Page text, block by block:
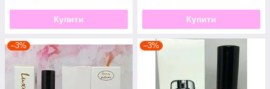
Купити Купити
–3% –3%